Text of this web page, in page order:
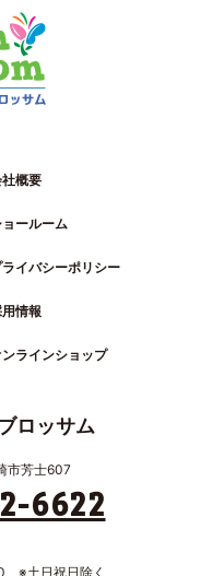
概要
ョールーム
ライバシーポリシー
情報
ラインショップ
ロッサム
市芳士607
6622
※土日祝日除く